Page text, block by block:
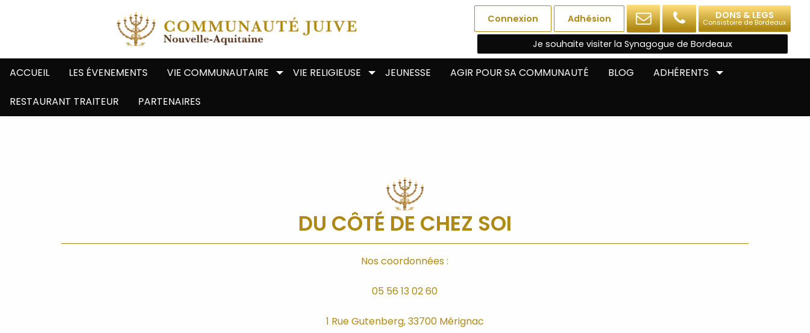
Connexion Adhésion DONS & LEGS
Consistoire de Bordeaux
Je souhaite visiter la Synagogue de Bordeaux
ACCUEIL LES ÉVENEMENTS VIE COMMUNAUTAIRE VIE RELIGIEUSE JEUNESSE AGIR POUR SA COMMUNAUTÉ BLOG ADHÉRENTS
RESTAURANT TRAITEUR PARTENAIRES
DU CÔTÉ DE CHEZ SOI
Nos coordonnées :
05 56 13 02 60
1 Rue Gutenberg, 33700 Mérignac